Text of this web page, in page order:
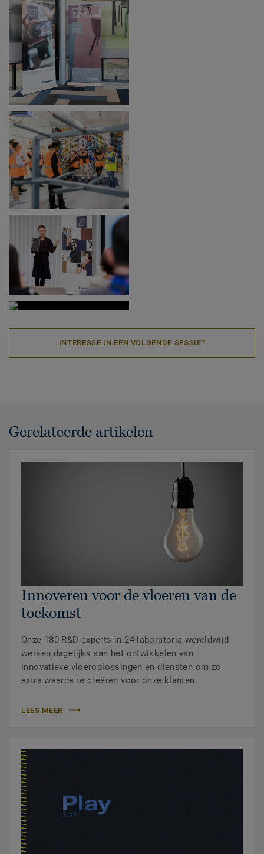
INTERESSE IN EEN VOLGENDE SESSIE?
Gerelateerde artikelen
Innoveren voor de vloeren van de
toekomst
Onze 180 R&D-experts in 24 laboratoria wereldwijd
werken dagelijks aan het ontwikkelen van
innovatieve vloeroplossingen en diensten om zo
extra waarde te creëren voor onze klanten.
LEES MEER